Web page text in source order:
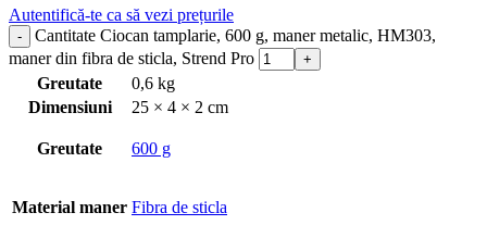
Autentifică-te ca să vezi prețurile
Cantitate Ciocan tamplarie, 600 g, maner metalic, HM303,
maner din fibra de sticla, Strend Pro
Greutate
0,6 kg
Dimensiuni
25 × 4 × 2 cm
Greutate 600 g
Material maner Fibra de sticla